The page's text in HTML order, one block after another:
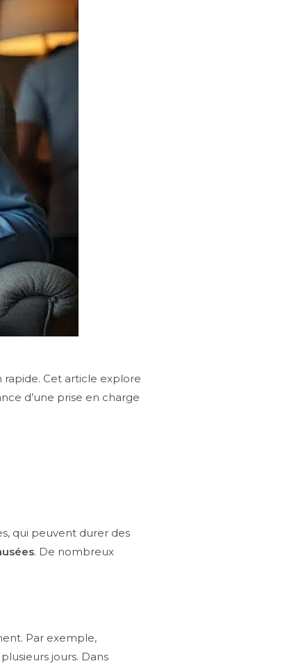
Cet article explore
d’une prise en charge
qui peuvent durer des
. De nombreux
Par exemple,
jours. Dans